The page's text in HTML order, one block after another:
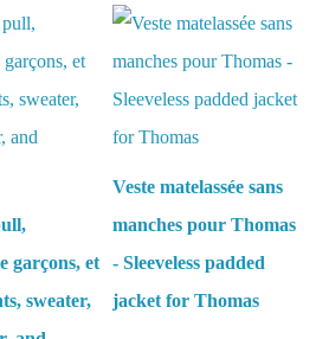
garçons, et
sweater,
Veste matelassée sans
manches pour Thomas
- Sleeveless padded
jacket for Thomas